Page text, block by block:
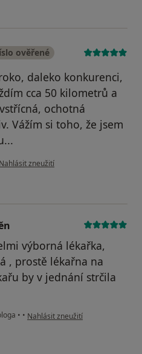
ověřené
daleko konkurenci,
cca 50 kilometrů a
ochotná
Vážím si toho, že jsem
podle názoru uživatele Dana Zapalačová
Nahlásit zneužití
výborná lékařka,
, prostě lékařna na
by v jednání strčila
• • podle názoru uživatele Váš účet
Nahlásit zneužití